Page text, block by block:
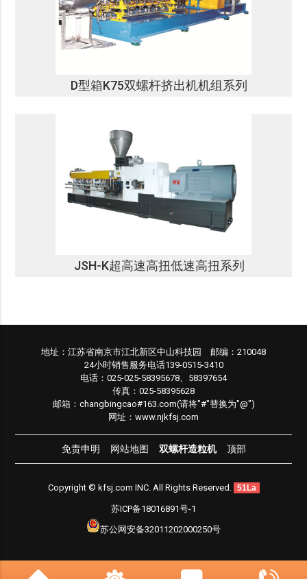
D型箱K75双螺杆挤出机机组系列
JSH-K超高速高扭低速高扭系列
地址：江苏省南京市江北新区中山科技园 邮编：210048
24小时销售服务电话139-0515-3410
电话：025-025-58395678、58397654
传真：025-58395628
邮箱：changbingcao#163.com(请将"#"替换为"@")
网址：www.njkfsj.com
免责申明 网站地图 双螺杆造粒机 顶部
Copyright © kfsj.com INC. All Rights Reserved. 51La
苏ICP备18016891号-1
苏公网安备32011202000250号